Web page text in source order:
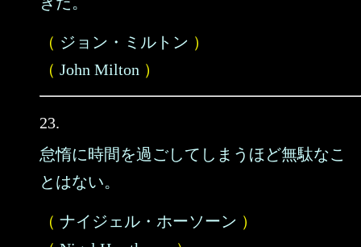
（ ジョン・ミルトン ）
（ John Milton ）
23.
怠惰に時間を過ごしてしまうほど無駄なこ
とはない。
（ ナイジェル・ホーソーン ）